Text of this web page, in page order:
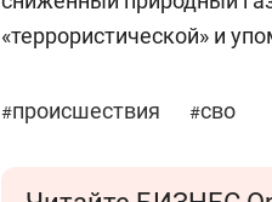
«террористической» и
#происшествия #сво